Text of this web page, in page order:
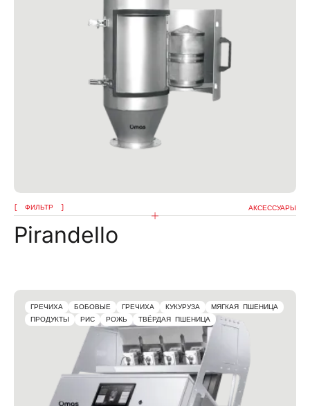
ФИЛЬТР АКСЕССУАРЫ
Pirandello
ГРЕЧИХА БОБОВЫЕ ГРЕЧИХА КУКУРУЗА
МЯГКАЯ ПШЕНИЦА
ПРОДУКТЫ
РИС РОЖЬ ТВЁРДАЯ ПШЕНИЦА